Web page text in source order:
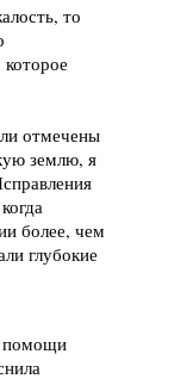
то
отмечены
землю, я
более, чем
глубокие
помощи